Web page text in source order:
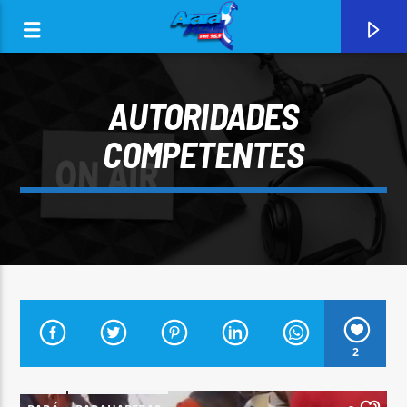
CURRENT TRACK
ARARA AZUL FM 96,9
AUTORIDADES
COMPETENTES
2